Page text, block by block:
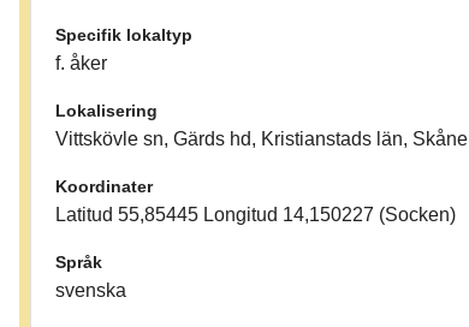
Specifik lokaltyp
f. åker
Lokalisering
Vittskövle sn, Gärds hd, Kristianstads län, Skåne
Koordinater
Latitud 55,85445 Longitud 14,150227 (Socken)
Språk
svenska